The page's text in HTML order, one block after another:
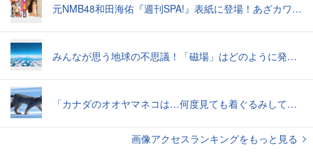
元NMB48和田海佑『週刊SPA!』表紙に登場！あざカワ新婚生活グラビアで読者全員TKO負け♡
みんなが思う地球の不思議！「磁場」はどのように発生したのか？【地学の話】
「カナダのオオヤマネコは…何度見ても着ぐるみしてる感じがぬぐえない」中に人間が入ってそうな写真いろいろ
画像アクセスランキングをもっと見る